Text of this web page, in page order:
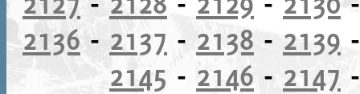
2136- 2137 - 2138 - 2139
2145 - 2146 - 2147